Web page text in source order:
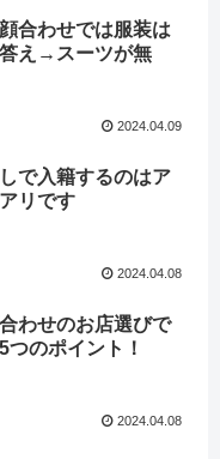
合わせでは服装は
え→スーツが無
2024.04.09
で入籍するのはア
リです
2024.04.08
わせのお店選びで
つのポイント！
2024.04.08